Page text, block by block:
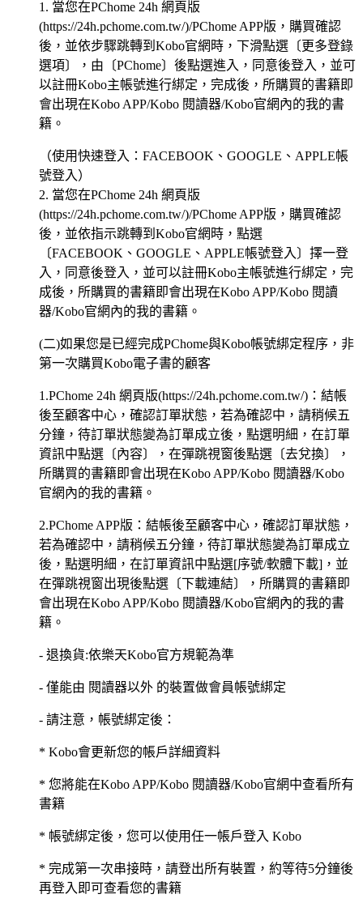
1. 當您在PChome 24h 網頁版
(https://24h.pchome.com.tw/)/PChome APP版，購買確認
後，並依步驟跳轉到Kobo官網時，下滑點選〔更多登錄
選項〕，由〔PChome〕後點選進入，同意後登入，並可
以註冊Kobo主帳號進行綁定，完成後，所購買的書籍即
會出現在Kobo APP/Kobo 閱讀器/Kobo官網內的我的書
籍。
（使用快速登入：FACEBOOK、GOOGLE、APPLE帳
號登入）
2. 當您在PChome 24h 網頁版
(https://24h.pchome.com.tw/)/PChome APP版，購買確認
後，並依指示跳轉到Kobo官網時，點選
〔FACEBOOK、GOOGLE、APPLE帳號登入〕擇一登
入，同意後登入，並可以註冊Kobo主帳號進行綁定，完
成後，所購買的書籍即會出現在Kobo APP/Kobo 閱讀
器/Kobo官網內的我的書籍。
(二)如果您是已經完成PChome與Kobo帳號綁定程序，非
第一次購買Kobo電子書的顧客
1.PChome 24h 網頁版(https://24h.pchome.com.tw/)：結帳
後至顧客中心，確認訂單狀態，若為確認中，請稍候五
分鐘，待訂單狀態變為訂單成立後，點選明細，在訂單
資訊中點選〔內容〕，在彈跳視窗後點選〔去兌換〕，
所購買的書籍即會出現在Kobo APP/Kobo 閱讀器/Kobo
官網內的我的書籍。
2.PChome APP版：結帳後至顧客中心，確認訂單狀態，
若為確認中，請稍候五分鐘，待訂單狀態變為訂單成立
後，點選明細，在訂單資訊中點選[序號/軟體下載]，並
在彈跳視窗出現後點選〔下載連結〕，所購買的書籍即
會出現在Kobo APP/Kobo 閱讀器/Kobo官網內的我的書
籍。
- 退換貨:依樂天Kobo官方規範為準
- 僅能由 閱讀器以外 的裝置做會員帳號綁定
- 請注意，帳號綁定後：
* Kobo會更新您的帳戶詳細資料
* 您將能在Kobo APP/Kobo 閱讀器/Kobo官網中查看所有
書籍
* 帳號綁定後，您可以使用任一帳戶登入 Kobo
* 完成第一次串接時，請登出所有裝置，約等待5分鐘後
再登入即可查看您的書籍